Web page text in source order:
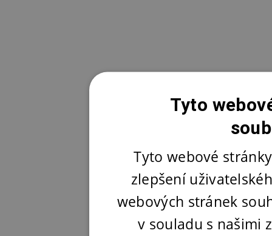
Tyto
Tyto webové
zlepšení
webových stránek
v souladu s našimi